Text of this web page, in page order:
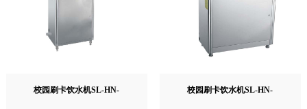
校园刷卡饮水机SL-HN- 校园刷卡饮水机SL-HN-